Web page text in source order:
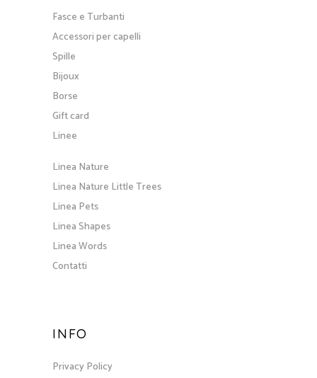
Fasce e Turbanti
Accessori per capelli
Spille
Bijoux
Borse
Gift card
Linee
Linea Nature
Linea Nature Little Trees
Linea Pets
Linea Shapes
Linea Words
Contatti
INFO
Privacy Policy